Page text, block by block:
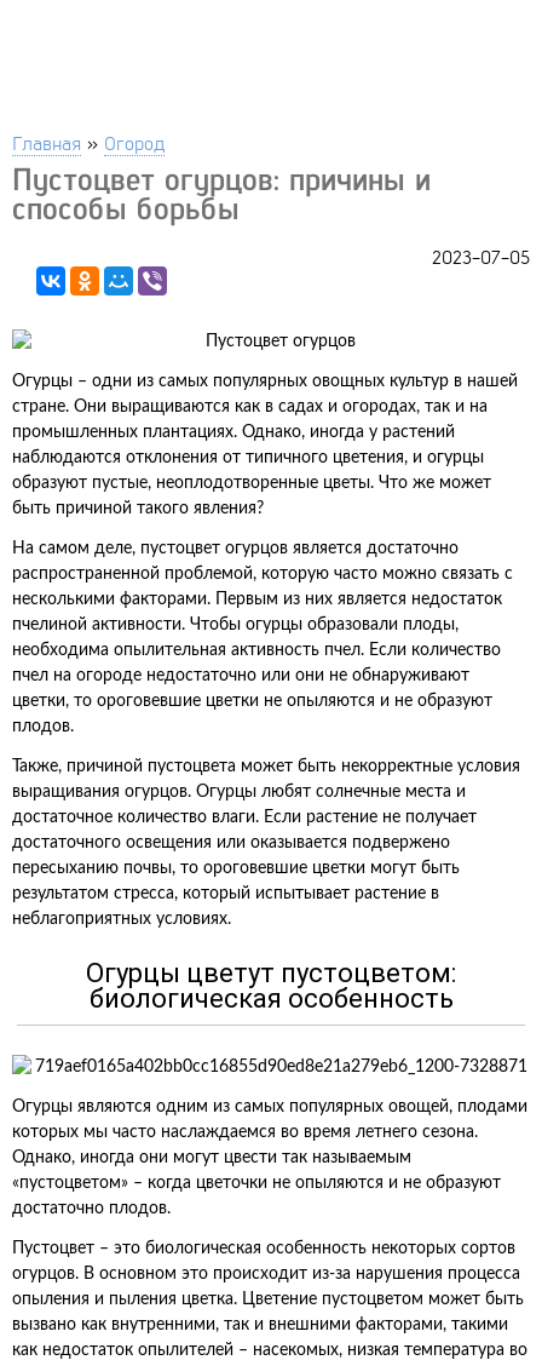
Главная » Огород
Пустоцвет огурцов: причины и
способы борьбы
2023-07-05
Огурцы – одни из самых популярных овощных культур в нашей
стране. Они выращиваются как в садах и огородах, так и на
промышленных плантациях. Однако, иногда у растений
наблюдаются отклонения от типичного цветения, и огурцы
образуют пустые, неоплодотворенные цветы. Что же может
быть причиной такого явления?
На самом деле, пустоцвет огурцов является достаточно
распространенной проблемой, которую часто можно связать с
несколькими факторами. Первым из них является недостаток
пчелиной активности. Чтобы огурцы образовали плоды,
необходима опылительная активность пчел. Если количество
пчел на огороде недостаточно или они не обнаруживают
цветки, то ороговевшие цветки не опыляются и не образуют
плодов.
Также, причиной пустоцвета может быть некорректные условия
выращивания огурцов. Огурцы любят солнечные места и
достаточное количество влаги. Если растение не получает
достаточного освещения или оказывается подвержено
пересыханию почвы, то ороговевшие цветки могут быть
результатом стресса, который испытывает растение в
неблагоприятных условиях.
Огурцы цветут пустоцветом:
биологическая особенность
Огурцы являются одним из самых популярных овощей, плодами
которых мы часто наслаждаемся во время летнего сезона.
Однако, иногда они могут цвести так называемым
«пустоцветом» – когда цветочки не опыляются и не образуют
достаточно плодов.
Пустоцвет – это биологическая особенность некоторых сортов
огурцов. В основном это происходит из-за нарушения процесса
опыления и пыления цветка. Цветение пустоцветом может быть
вызвано как внутренними, так и внешними факторами, такими
как недостаток опылителей – насекомых, низкая температура во